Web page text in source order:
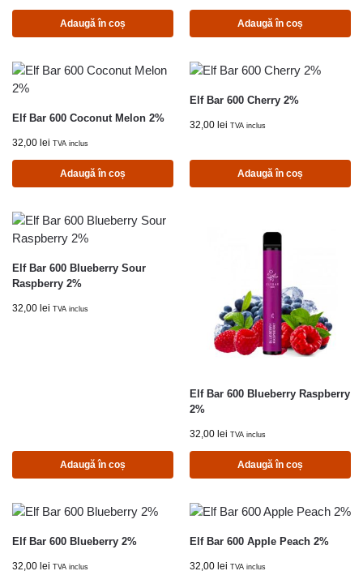
Adaugă în coș Adaugă în coș
Elf Bar 600 Coconut Melon 2%
32,00 lei TVA inclus
Adaugă în coș
Elf Bar 600 Cherry 2%
32,00 lei TVA inclus
Adaugă în coș
Elf Bar 600 Blueberry Sour
Raspberry 2%
32,00 lei TVA inclus
Adaugă în coș
Elf Bar 600 Blueberry Raspberry
2%
32,00 lei TVA inclus
Adaugă în coș
Elf Bar 600 Blueberry 2%
32,00 lei TVA inclus
Elf Bar 600 Apple Peach 2%
32,00 lei TVA inclus